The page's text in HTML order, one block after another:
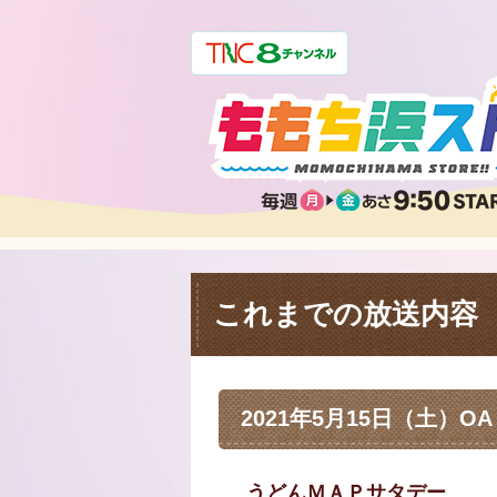
これまでの放送内容
2021年5月15日（土）OA
うどんＭＡＰサタデー